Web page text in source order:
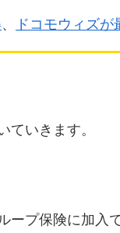
、 ドコモウィズが
ていきます。
プ保険に加入